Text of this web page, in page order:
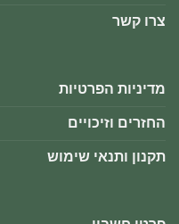
צרו קשר
מדיניות הפרטיות
החזרים וזיכויים
תקנון ותנאי שימוש